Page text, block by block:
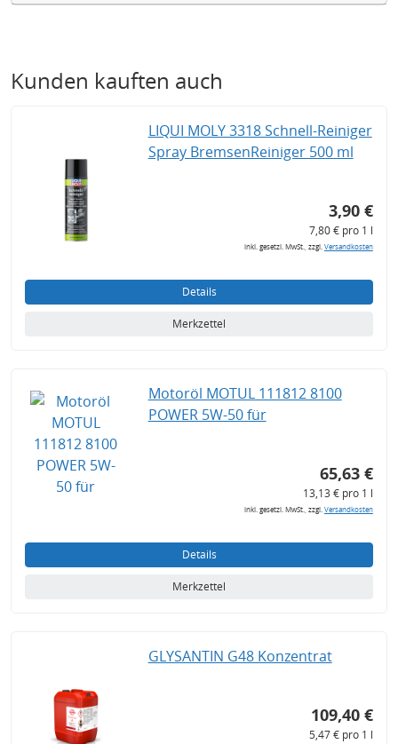
Kunden kauften auch
LIQUI MOLY 3318 Schnell-Reiniger
Spray BremsenReiniger 500 ml
3,90 €
7,80 € pro 1 l
inkl. gesetzl. MwSt., zzgl.Versandkosten
Details
Merkzettel
Motoröl MOTUL 111812 8100
POWER 5W-50 für
65,63 €
13,13 € pro 1 l
inkl. gesetzl. MwSt., zzgl.Versandkosten
Details
Merkzettel
GLYSANTIN G48 Konzentrat
109,40 €
5,47 € pro 1 l